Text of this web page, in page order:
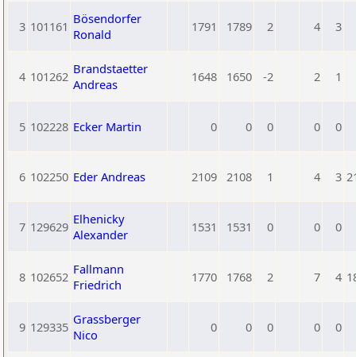
3 101161 Bösendorfer
Ronald
1791 1789 2 4 3
4 101262 Brandstaetter
Andreas
1648 1650 -2 2 1
5 102228 Ecker Martin 0 0 0 0 0
6 102250 Eder Andreas 2109 2108 1 4 3
7 129629 Elhenicky
Alexander
1531 1531 0 0 0
8 102652 Fallmann
Friedrich
1770 1768 2 7 4
9 129335 Grassberger
Nico
0 0 0 0 0